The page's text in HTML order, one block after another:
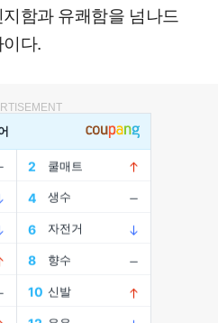
함과 유쾌함을 넘나드
다.